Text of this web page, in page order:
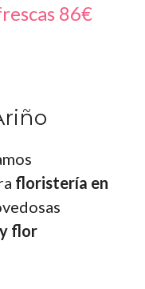
86€
floristería en
flor